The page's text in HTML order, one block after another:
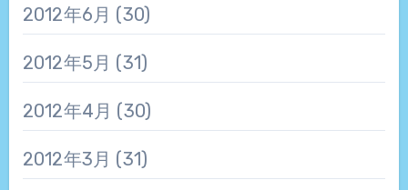
2012年6月 (30)
2012年5月 (31)
2012年4月 (30)
2012年3月 (31)